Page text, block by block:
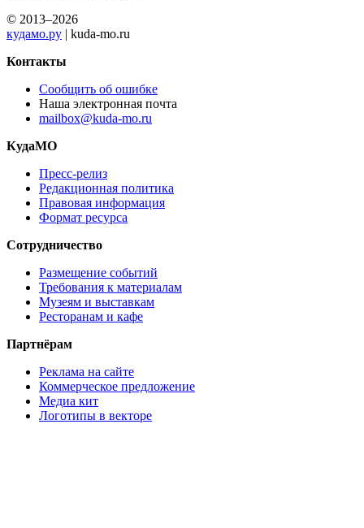
© 2013–2026
кудамо.ру | kuda-mo.ru
Контакты
Сообщить об ошибке
Наша электронная почта
mailbox@kuda-mo.ru
КудаМО
Пресс-релиз
Редакционная политика
Правовая информация
Формат ресурса
Сотрудничество
Размещение событий
Требования к материалам
Музеям и выставкам
Ресторанам и кафе
Партнёрам
Реклама на сайте
Коммерческое предложение
Медиа кит
Логотипы в векторе